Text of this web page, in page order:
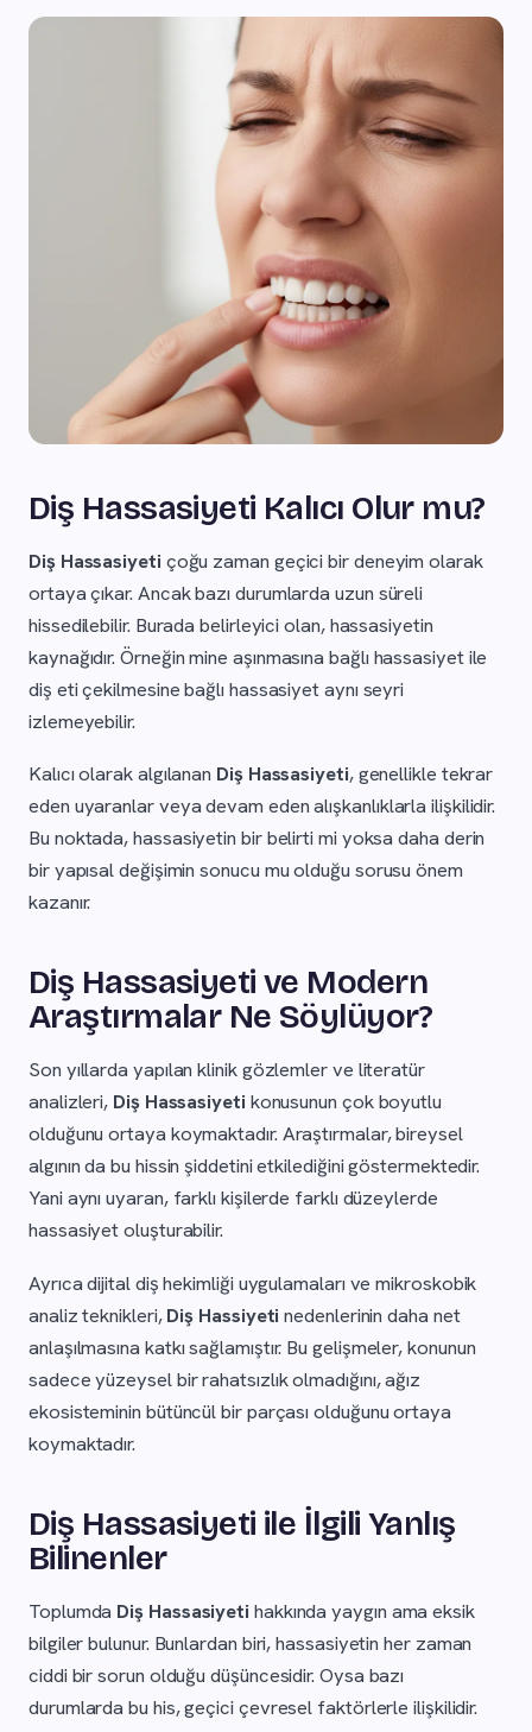
Diş Hassasiyeti Kalıcı Olur mu?
Diş Hassasiyeti çoğu zaman geçici bir deneyim olarak
ortaya çıkar. Ancak bazı durumlarda uzun süreli
hissedilebilir. Burada belirleyici olan, hassasiyetin
kaynağıdır. Örneğin mine aşınmasına bağlı hassasiyet ile
diş eti çekilmesine bağlı hassasiyet aynı seyri
izlemeyebilir.
Kalıcı olarak algılanan Diş Hassasiyeti, genellikle tekrar
eden uyaranlar veya devam eden alışkanlıklarla ilişkilidir.
Bu noktada, hassasiyetin bir belirti mi yoksa daha derin
bir yapısal değişimin sonucu mu olduğu sorusu önem
kazanır.
Diş Hassasiyeti ve Modern
Araştırmalar Ne Söylüyor?
Son yıllarda yapılan klinik gözlemler ve literatür
analizleri, Diş Hassasiyeti konusunun çok boyutlu
olduğunu ortaya koymaktadır. Araştırmalar, bireysel
algının da bu hissin şiddetini etkilediğini göstermektedir.
Yani aynı uyaran, farklı kişilerde farklı düzeylerde
hassasiyet oluşturabilir.
Ayrıca dijital diş hekimliği uygulamaları ve mikroskobik
analiz teknikleri,Diş Hassiyeti nedenlerinin daha net
anlaşılmasına katkı sağlamıştır. Bu gelişmeler, konunun
sadece yüzeysel bir rahatsızlık olmadığını, ağız
ekosisteminin bütüncül bir parçası olduğunu ortaya
koymaktadır.
Diş Hassasiyeti ile İlgili Yanlış
Bilinenler
Toplumda Diş Hassasiyeti hakkında yaygın ama eksik
bilgiler bulunur. Bunlardan biri, hassasiyetin her zaman
ciddi bir sorun olduğu düşüncesidir. Oysa bazı
durumlarda bu his, geçici çevresel faktörlerle ilişkilidir.